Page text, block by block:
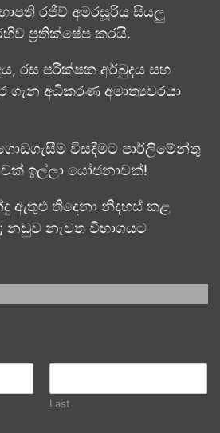
රජීව් අමරසූරිය සියලු
ප්‍රතික්ෂේප කරයි.
රස පරීක්ෂක අර්බුදය සහ
අධිකරණ අමාත්‍යවරයා
විසඳීමට පාර්ලිමේන්තු
ඉල්ලා යෝජනාවක්!
ඇතුළු තිදෙනා නිදහස් කළ
නඩුව නැවත විභාගයට
Last